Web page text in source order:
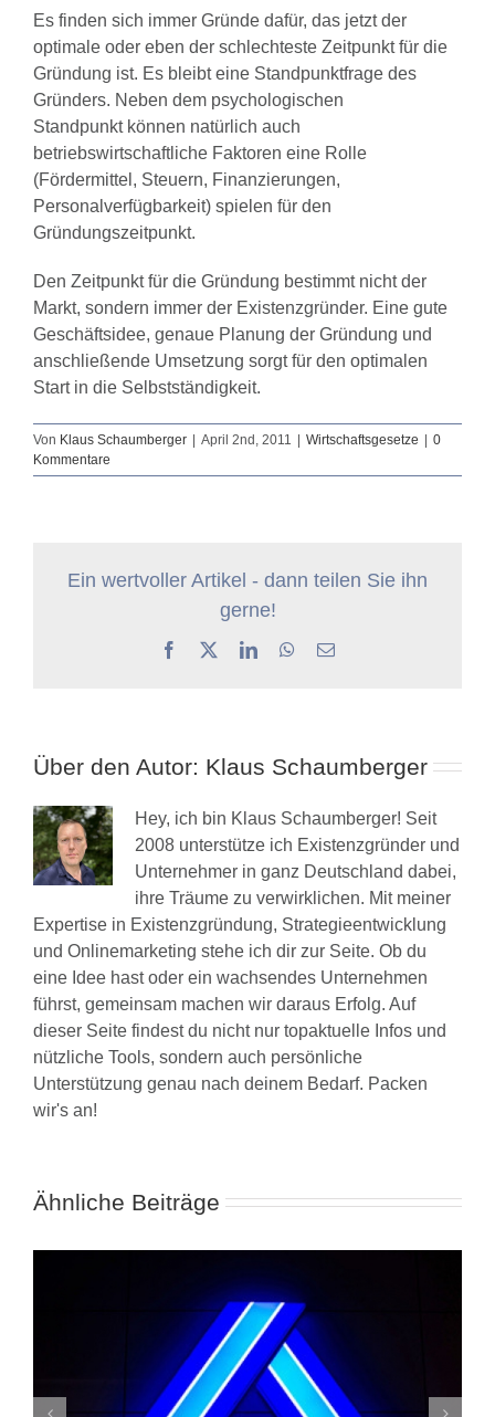
Es finden sich immer Gründe dafür, das jetzt der
optimale oder eben der schlechteste Zeitpunkt für die
Gründung ist. Es bleibt eine Standpunktfrage des
Gründers. Neben dem psychologischen
Standpunkt können natürlich auch
betriebswirtschaftliche Faktoren eine Rolle
(Fördermittel, Steuern, Finanzierungen,
Personalverfügbarkeit) spielen für den
Gründungszeitpunkt.
Den Zeitpunkt für die Gründung bestimmt nicht der
Markt, sondern immer der Existenzgründer. Eine gute
Geschäftsidee, genaue Planung der Gründung und
anschließende Umsetzung sorgt für den optimalen
Start in die Selbstständigkeit.
Von Klaus Schaumberger April 2nd, 2011 Wirtschaftsgesetze
0
Kommentare
Ein wertvoller Artikel - dann teilen Sie ihn
gerne!
Facebook LinkedInWhatsApp
E-
Über den Autor: Klaus Schaumberger
Hey, ich bin Klaus Schaumberger! Seit
2008 unterstütze ich Existenzgründer und
Unternehmer in ganz Deutschland dabei,
ihre Träume zu verwirklichen. Mit meiner
Expertise in Existenzgründung, Strategieentwicklung
und Onlinemarketing stehe ich dir zur Seite. Ob du
eine Idee hast oder ein wachsendes Unternehmen
führst, gemeinsam machen wir daraus Erfolg. Auf
dieser Seite findest du nicht nur topaktuelle Infos und
nützliche Tools, sondern auch persönliche
Unterstützung genau nach deinem Bedarf. Packen
wir's an!
Ähnliche Beiträge